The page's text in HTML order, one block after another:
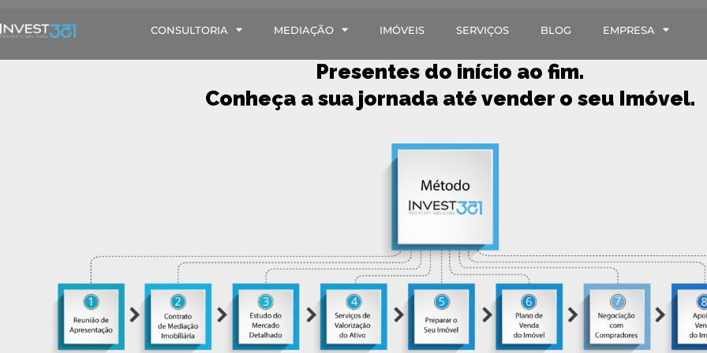
CONSULTORIA MEDIAÇÃO IMÓVEIS SERVIÇOS BLOG EMPRESA
Presentes do início ao fim.
Conheça a sua jornada até vender o seu Imóvel.